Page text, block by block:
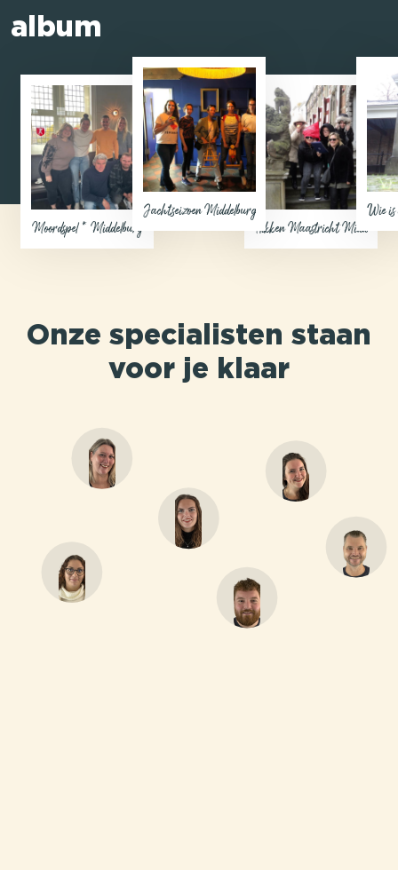
album
Moordspel * Middelburg
Jachtseizoen Middelburg
Flikken Maastricht Middelburg
Wie
Onze specialisten staan
voor je klaar